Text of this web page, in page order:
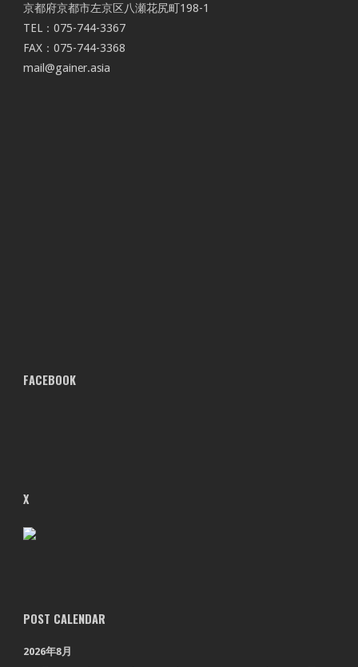
京都府京都市左京区八瀬花尻町198-1
TEL：075-744-3367
FAX：075-744-3368
mail@gainer.asia
FACEBOOK
X
POST CALENDAR
2026年8月